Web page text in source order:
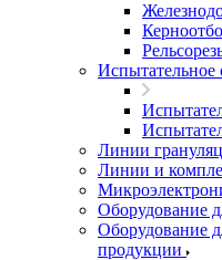
Испытательное
Линии
Линии и
Оборудование
Оборудование
продукции